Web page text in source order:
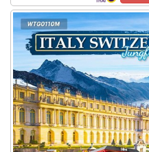
ทัวร์อิตาลี สวิตเซอร์แลนด์ ฝรั่งเ